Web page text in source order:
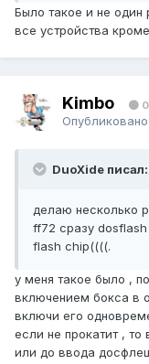
Было такое и не один
все устройства
Kimbo 0
Опубликовано:
DuoXide писал:
делаю несколько
ff72 сразу
flash chip((((.
у меня такое было ,
включением бокса в
включи его
если не прокатит ,
или до ввода